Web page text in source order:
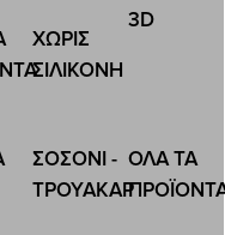
3D
ΧΩΡΙΣ
ΣΙΛΙΚΟΝΗ
ΟΛΑ ΤΑ
ΣΟΣΟΝΙ -
ΤΡΟΥΑΚΑΡ